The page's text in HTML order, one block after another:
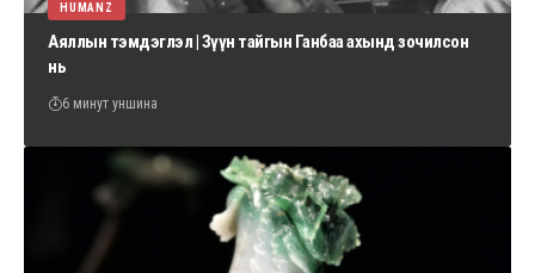
HUMANZ
Аяллын тэмдэглэл | Зүүн тайгын Ганбаа ахынд зочилсон
нь
6 минут уншина